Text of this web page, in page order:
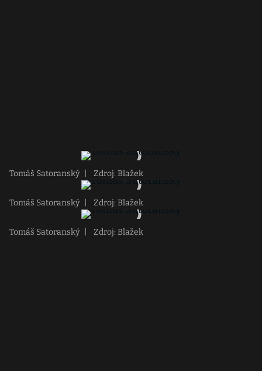
Tomáš Satoranský Zdroj: Blažek
Tomáš Satoranský Zdroj: Blažek
Tomáš Satoranský Zdroj: Blažek